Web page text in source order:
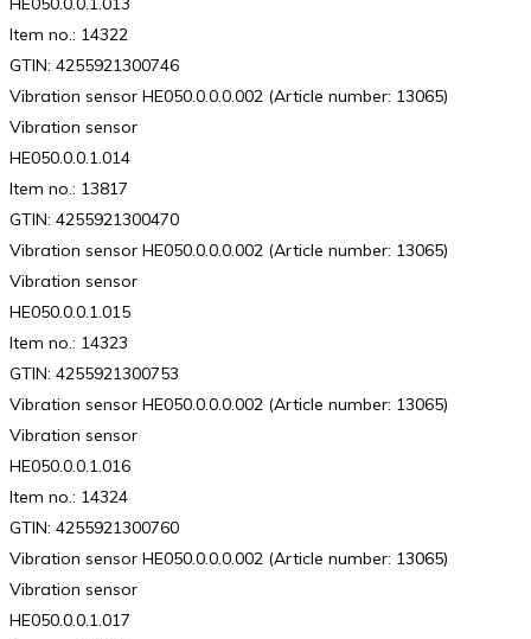
Item no.: 14322
GTIN: 4255921300746
Vibration sensor HE050.0.0.0.002 (Article number: 13065)
Vibration sensor
HE050.0.0.1.014
Item no.: 13817
GTIN: 4255921300470
Vibration sensor HE050.0.0.0.002 (Article number: 13065)
Vibration sensor
HE050.0.0.1.015
Item no.: 14323
GTIN: 4255921300753
Vibration sensor HE050.0.0.0.002 (Article number: 13065)
Vibration sensor
HE050.0.0.1.016
Item no.: 14324
GTIN: 4255921300760
Vibration sensor HE050.0.0.0.002 (Article number: 13065)
Vibration sensor
HE050.0.0.1.017